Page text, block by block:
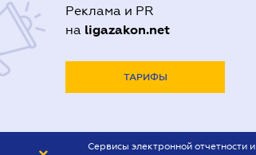
Реклама и PR
на ligazakon.net
ТАРИФЫ
Сервисы электронной отчетности и